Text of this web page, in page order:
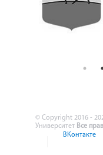
© Copyright 2016 -
Университет Все
ВКонтакте